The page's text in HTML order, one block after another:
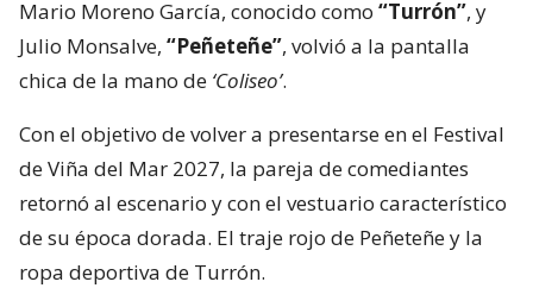
Mario Moreno García, conocido como “Turrón”, y
Julio Monsalve, “Peñeteñe”, volvió a la pantalla
chica de la mano de ‘Coliseo’.
Con el objetivo de volver a presentarse en el Festival
de Viña del Mar 2027, la pareja de comediantes
retornó al escenario y con el vestuario característico
de su época dorada. El traje rojo de Peñeteñe y la
ropa deportiva de Turrón.